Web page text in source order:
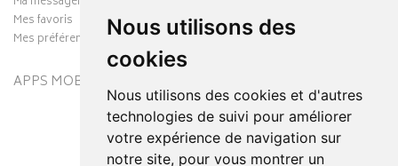
Nous utilisons des
cookies
Nous utilisons des cookies et d'autres
technologies de suivi pour améliorer
votre expérience de navigation sur
notre site, pour vous montrer un
Mes favoris
Mes préférences Cookies
APPS MOBILES